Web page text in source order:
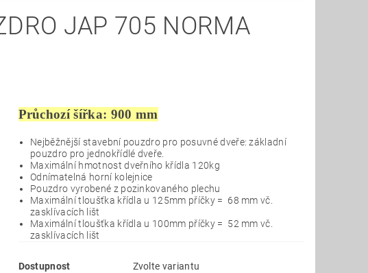
KE STAŽENÍ
VIDEONÁVODY
JAP 705 NORMA
Průchozí šířka: 900 mm
Nejběžnější stavební pouzdro pro posuvné dveře: základní
pouzdro pro jednokřídlé dveře.
Maximální hmotnost dveřního křídla 120kg
Odnímatelná horní kolejnice
Pouzdro vyrobené z pozinkovaného plechu
Maximální tloušťka křídla u 125mm příčky = 68 mm vč.
zasklívacích lišt
Maximální tloušťka křídla u 100mm příčky = 52 mm vč.
zasklívacích lišt
Dostupnost
Zvolte variantu